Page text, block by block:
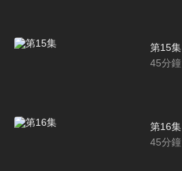
第15集
45分鐘
第16集
45分鐘